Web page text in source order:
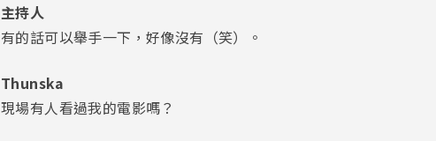
主持人
有的話可以舉手一下，好像沒有（笑）。
Thunska
現場有人看過我的電影嗎？